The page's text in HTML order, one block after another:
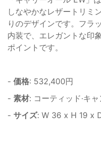
しなやかなレザートリミ
りのデザインです。フラ
内装で、エレガントな印
ポイントです。
- 価格: 532,400円
- 素材: コーティッド·キ
- サイズ: W 36 x H 19 x